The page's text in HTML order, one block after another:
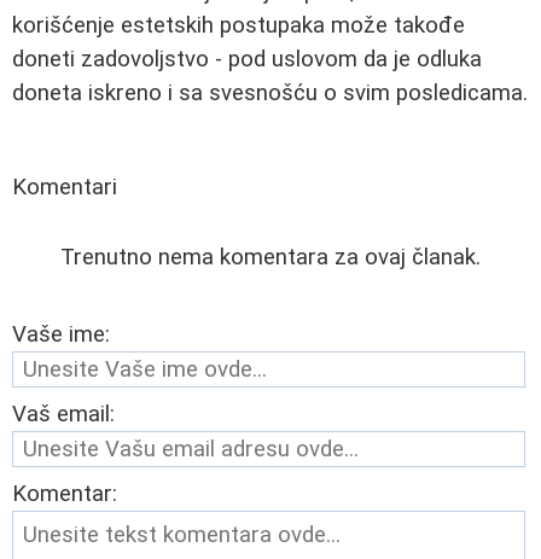
korišćenje estetskih postupaka može takođe
doneti zadovoljstvo - pod uslovom da je odluka
doneta iskreno i sa svesnošću o svim posledicama.
Komentari
Trenutno nema komentara za ovaj članak.
Vaše ime:
Vaš email:
Komentar: